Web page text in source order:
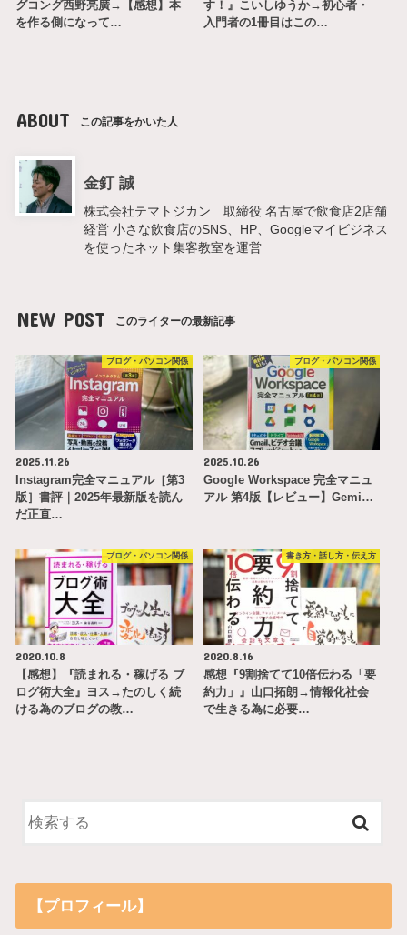
グコング西野亮廣→【感想】本
を作る側になって…
す！』こいしゆうか→初心者・
入門者の1冊目はこの…
ABOUT この記事をかいた人
金釘 誠
株式会社テマトジカン 取締役 名古屋で飲食店2店舗
経営 小さな飲食店のSNS、HP、Googleマイビジネス
を使ったネット集客教室を運営
NEW POST このライターの最新記事
ブログ・パソコン関係
2025.11.26
Instagram完全マニュアル［第3
版］書評｜2025年最新版を読ん
だ正直…
ブログ・パソコン関係
2025.10.26
Google Workspace 完全マニュ
アル 第4版【レビュー】Gemi…
ブログ・パソコン関係
2020.10.8
【感想】『読まれる・稼げる ブ
ログ術大全』ヨス→たのしく続
ける為のブログの教…
書き方・話し方・伝え方
2020.8.16
感想『9割捨てて10倍伝わる「要
約力」』山口拓朗→情報化社会
で生きる為に必要…
【プロフィール】